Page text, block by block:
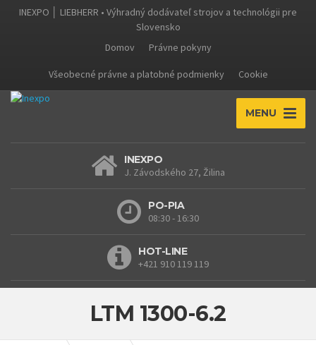
INEXPO │ LIEBHERR • Výhradný dodávateľ strojov a technológii pre
Slovensko
Domov
Právne pokyny
Všeobecné právne a platobné podmienky Cookie
MENU
INEXPO
J. Závodského 27, Žilina
PO-PIA
08:30 - 16:30
HOT-LINE
+421 910 119 119
LTM 1300-6.2